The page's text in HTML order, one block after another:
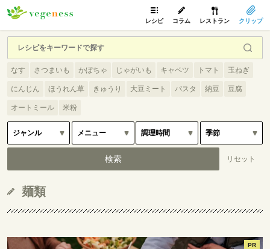
レシピ コラム レストラン クリップ
なす さつまいも かぼちゃ じゃがいも キャベツ トマト 玉ねぎ
にんじん ほうれん草 きゅうり 大豆ミート パスタ 納豆 豆腐
オートミール 米粉
麺類
PR